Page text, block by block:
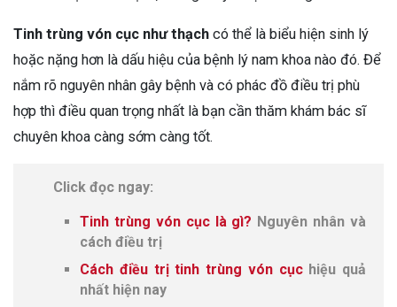
Tinh trùng vón cục như thạch có thể là biểu hiện sinh lý
hoặc nặng hơn là dấu hiệu của bệnh lý nam khoa nào đó. Để
nắm rõ nguyên nhân gây bệnh và có phác đồ điều trị phù
hợp thì điều quan trọng nhất là bạn cần thăm khám bác sĩ
chuyên khoa càng sớm càng tốt.
Click đọc ngay:
Tinh trùng vón cục là gì? Nguyên nhân và
cách điều trị
Cách điều trị tinh trùng vón cụchiệu quả
nhất hiện nay